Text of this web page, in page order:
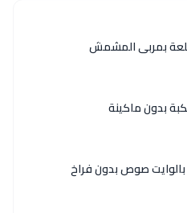
بمربى المشمش
بدون ماكينة
صوص بدون فراخ